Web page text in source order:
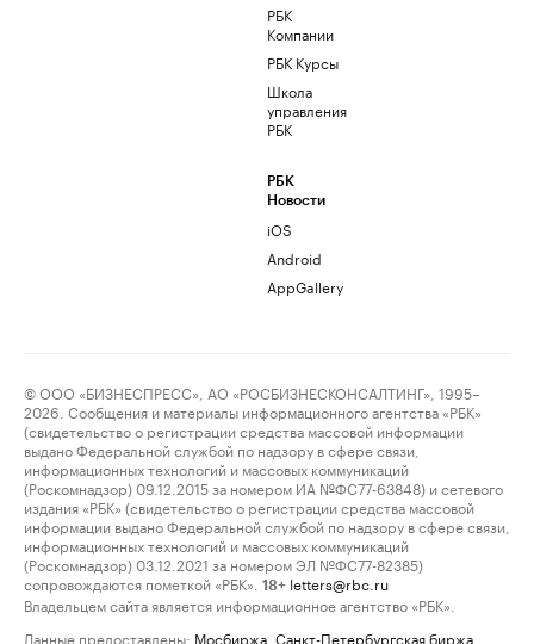
РБК
Компании
РБК Курсы
Школа
управления
РБК
РБК
Новости
iOS
Android
AppGallery
© ООО «БИЗНЕСПРЕСС», АО «РОСБИЗНЕСКОНСАЛТИНГ», 1995–
2026. Сообщения и материалы информационного агентства «РБК»
(свидетельство о регистрации средства массовой информации
выдано Федеральной службой по надзору в сфере связи,
информационных технологий и массовых коммуникаций
(Роскомнадзор) 09.12.2015 за номером ИА №ФС77-63848) и сетевого
издания «РБК» (свидетельство о регистрации средства массовой
информации выдано Федеральной службой по надзору в сфере связи,
информационных технологий и массовых коммуникаций
(Роскомнадзор) 03.12.2021 за номером ЭЛ №ФС77-82385)
сопровождаются пометкой «РБК».
18+ letters@rbc.ru
Владельцем сайта является информационное агентство «РБК».
Данные предоставлены: Мосбиржа Санкт-Петербургская биржа